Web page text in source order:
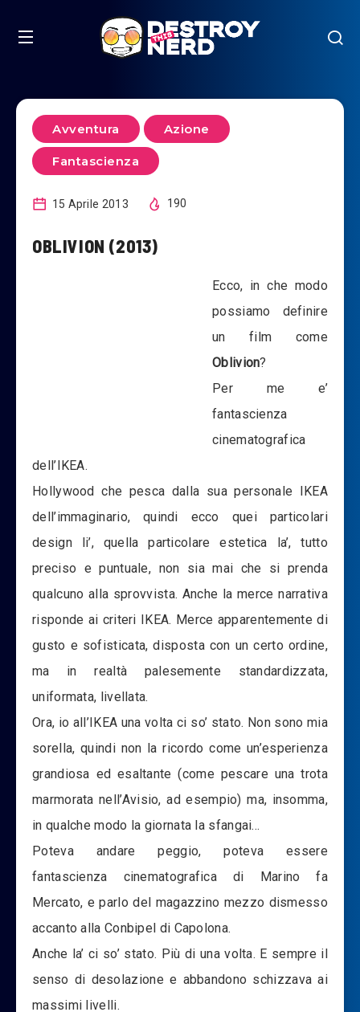
Avventura Azione
Fantascienza
15 Aprile 2013 190
OBLIVION (2013)
Ecco, in che modo
possiamo definire
un film come
Oblivion?
Per me e’
fantascienza
cinematografica
dell’IKEA.
Hollywood che pesca dalla sua personale IKEA
dell’immaginario, quindi ecco quei particolari
design li’, quella particolare estetica la’, tutto
preciso e puntuale, non sia mai che si prenda
qualcuno alla sprovvista. Anche la merce narrativa
risponde ai criteri IKEA. Merce apparentemente di
gusto e sofisticata, disposta con un certo ordine,
ma in realtà palesemente standardizzata,
uniformata, livellata.
Ora, io all’IKEA una volta ci so’ stato. Non sono mia
sorella, quindi non la ricordo come un’esperienza
grandiosa ed esaltante (come pescare una trota
marmorata nell’Avisio, ad esempio) ma, insomma,
in qualche modo la giornata la sfangai…
Poteva andare peggio, poteva essere
fantascienza cinematografica di Marino fa
Mercato, e parlo del magazzino mezzo dismesso
accanto alla Conbipel di Capolona.
Anche la’ ci so’ stato. Più di una volta. E sempre il
senso di desolazione e abbandono schizzava ai
massimi livelli.